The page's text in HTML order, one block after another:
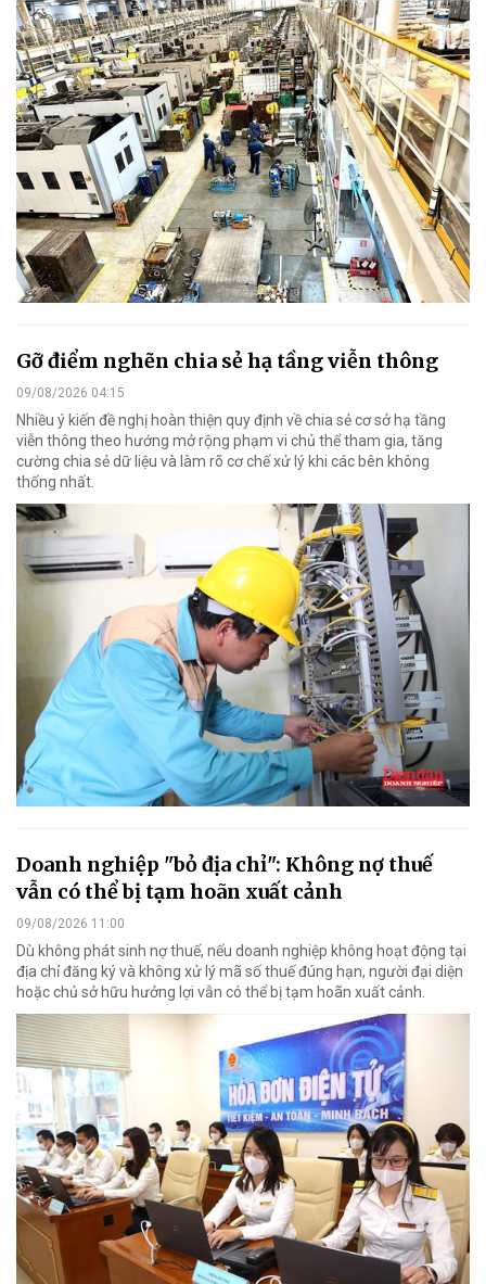
Gỡ điểm nghẽn chia sẻ hạ tầng viễn thông
09/08/2026 04:15
Nhiều ý kiến đề nghị hoàn thiện quy định về chia sẻ cơ sở hạ tầng
viễn thông theo hướng mở rộng phạm vi chủ thể tham gia, tăng
cường chia sẻ dữ liệu và làm rõ cơ chế xử lý khi các bên không
thống nhất.
Doanh nghiệp "bỏ địa chỉ": Không nợ thuế
vẫn có thể bị tạm hoãn xuất cảnh
09/08/2026 11:00
Dù không phát sinh nợ thuế, nếu doanh nghiệp không hoạt động tại
địa chỉ đăng ký và không xử lý mã số thuế đúng hạn, người đại diện
hoặc chủ sở hữu hưởng lợi vẫn có thể bị tạm hoãn xuất cảnh.